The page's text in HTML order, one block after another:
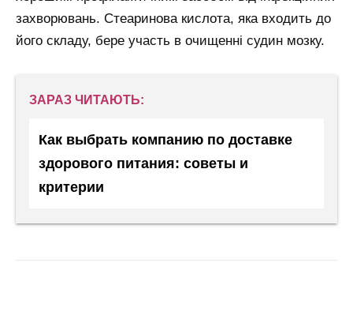
захворювань. Стеаринова кислота, яка входить до
його складу, бере участь в очищенні судин мозку.
ЗАРАЗ ЧИТАЮТЬ:
Как выбрать компанию по доставке
здорового питания: советы и
критерии